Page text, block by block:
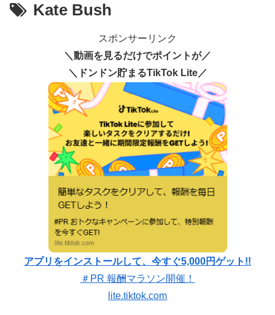
Kate Bush
スポンサーリンク
＼動画を見るだけでポイントが／
＼ドンドン貯まるTikTok Lite／
アプリをインストールして、今すぐ5,000円ゲット!!
＃PR 報酬マラソン開催！
lite.tiktok.com